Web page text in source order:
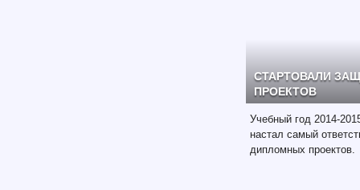
СТАРТОВАЛИ
ПРОЕКТОВ
Учебный год 2014-
настал самый
дипломных проектов.